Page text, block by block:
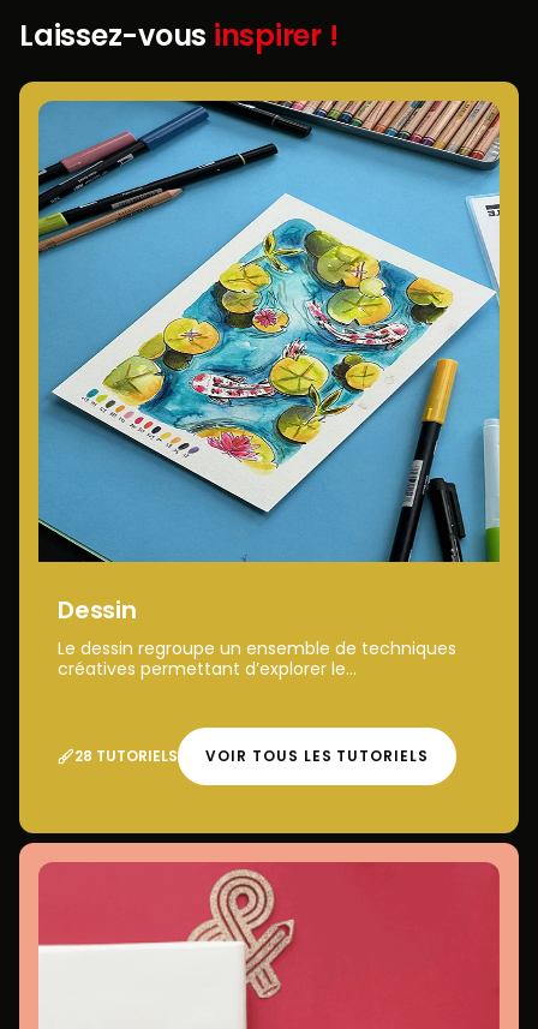
Laissez-vous inspirer !
Dessin
Le dessin regroupe un ensemble de techniques
créatives permettant d’explorer le...
28 TUTORIELS VOIR TOUS LES TUTORIELS